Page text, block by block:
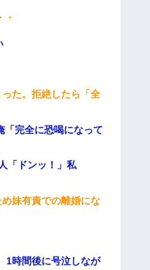
た。拒絶したら「全
完全に恐喝になって
「ドンッ！」私
妹有責での離婚にな
1時間後に号泣しなが